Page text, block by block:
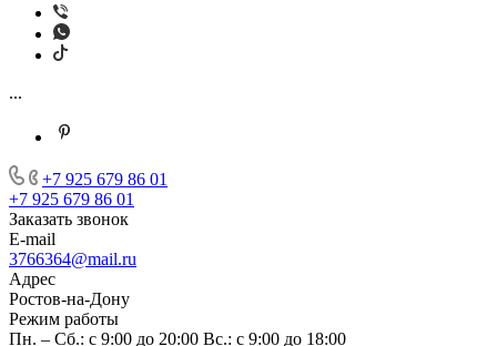
...
+7 925 679 86 01
+7 925 679 86 01
Заказать звонок
E-mail
3766364@mail.ru
Адрес
Ростов-на-Дону
Режим работы
Пн. – Сб.: с 9:00 до 20:00 Вс.: с 9:00 до 18:00